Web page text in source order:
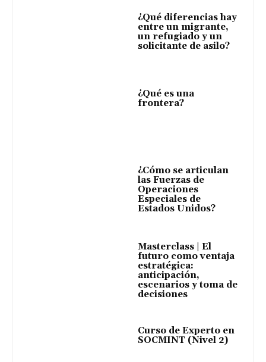
¿Qué diferencias hay
entre un migrante,
un refugiado y un
solicitante de asilo?
¿Qué es una
frontera?
¿Cómo se articulan
las Fuerzas de
Operaciones
Especiales de
Estados Unidos?
Masterclass | El
futuro como ventaja
estratégica:
anticipación,
escenarios y toma de
decisiones
Curso de Experto en
SOCMINT (Nivel 2)